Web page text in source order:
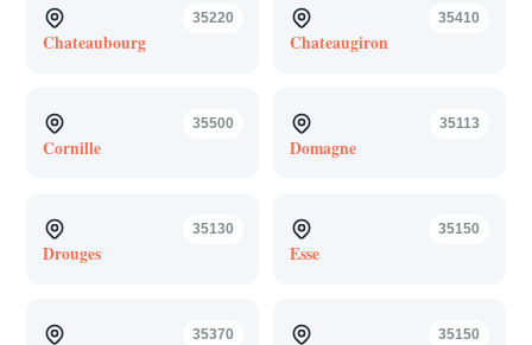
35220
Chateaubourg
35410
Chateaugiron
35500
Cornille
35113
Domagne
35130
Drouges
35150
Esse
35370 35150